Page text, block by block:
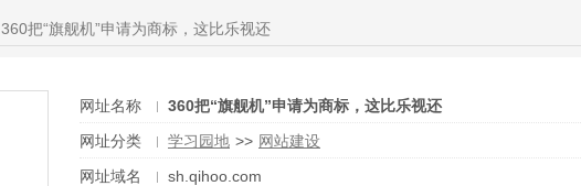
360把“旗舰机”申请为商标，这比乐视还
网址名称
360把“旗舰机”申请为商标，这比乐视还
网址分类
学习园地 >> 网站建设
网址域名
sh.qihoo.com